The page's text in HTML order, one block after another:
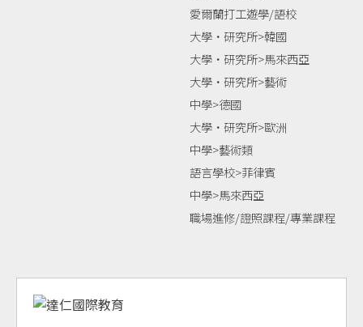
愛爾蘭打工遊學/語校
大學‧研究所>韓國
大學‧研究所>馬來西亞
大學‧研究所>藝術
中學>德國
大學‧研究所>歐洲
中學>藝術類
語言學校>菲律賓
中學>馬來西亞
職場進修/證照課程/專業課程